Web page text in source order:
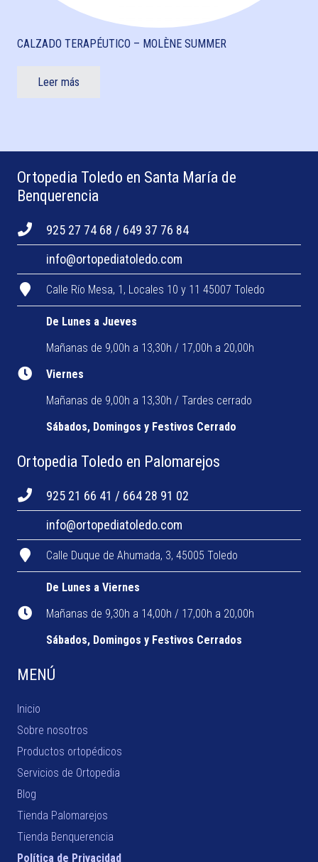
CALZADO TERAPÉUTICO – MOLÈNE SUMMER
Leer más
Ortopedia Toledo en Santa María de
Benquerencia
925 27 74 68 / 649 37 76 84
info@ortopediatoledo.com
Calle Río Mesa, 1, Locales 10 y 11 45007 Toledo
De Lunes a Jueves
Mañanas de 9,00h a 13,30h / 17,00h a 20,00h
Viernes
Mañanas de 9,00h a 13,30h / Tardes cerrado
Sábados, Domingos y Festivos Cerrado
Ortopedia Toledo en Palomarejos
925 21 66 41 / 664 28 91 02
info@ortopediatoledo.com
Calle Duque de Ahumada, 3, 45005 Toledo
De Lunes a Viernes
Mañanas de 9,30h a 14,00h / 17,00h a 20,00h
Sábados, Domingos y Festivos Cerrados
MENÚ
Inicio
Sobre nosotros
Productos ortopédicos
Servicios de Ortopedia
Blog
Tienda Palomarejos
Tienda Benquerencia
Política de Privacidad